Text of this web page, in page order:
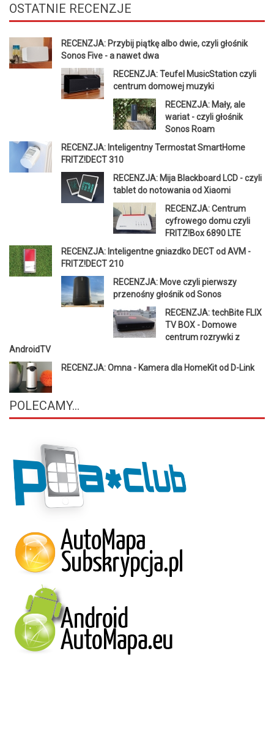
OSTATNIE RECENZJE
RECENZJA: Przybij piątkę albo dwie, czyli głośnik
Sonos Five - a nawet dwa
RECENZJA: Teufel MusicStation czyli
centrum domowej muzyki
RECENZJA: Mały, ale
wariat - czyli głośnik
Sonos Roam
RECENZJA: Inteligentny Termostat SmartHome
FRITZ!DECT 310
RECENZJA: Mija Blackboard LCD - czyli
tablet do notowania od Xiaomi
RECENZJA: Centrum
cyfrowego domu czyli
FRITZ!Box 6890 LTE
RECENZJA: Inteligentne gniazdko DECT od AVM -
FRITZ!DECT 210
RECENZJA: Move czyli pierwszy
przenośny głośnik od Sonos
RECENZJA: techBite FLIX
TV BOX - Domowe
centrum rozrywki z
AndroidTV
RECENZJA: Omna - Kamera dla HomeKit od D-Link
POLECAMY...